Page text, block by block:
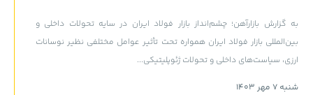
به گزارش بازارآهن؛ چشم‌انداز بازار فولاد ایران در سایه تحولات داخلی و
بین‌المللی بازار فولاد ایران همواره تحت تأثیر عوامل مختلفی نظیر نوسانات
ارزی، سیاست‌های داخلی و تحولات ژئوپلیتیکی...
شنبه 7 مهر 1403